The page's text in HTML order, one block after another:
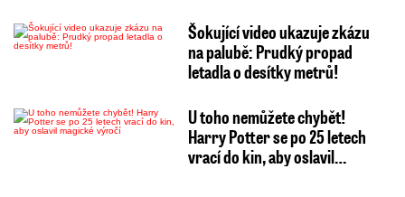
Šokující video ukazuje zkázu
na palubě: Prudký propad
letadla o desítky metrů!
U toho nemůžete chybět!
Harry Potter se po 25 letech
vrací do kin, aby oslavil…